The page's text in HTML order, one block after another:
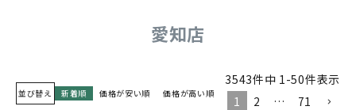
愛知店
並び替え 新着順 価格が安い順 価格が高い順
3543件中 1-50件表示
1
2 … 71